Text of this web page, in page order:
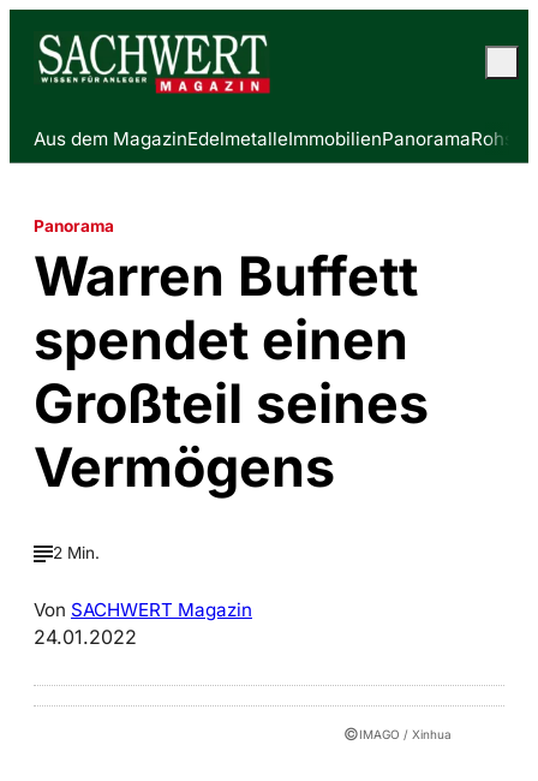
Aus dem MagazinEdelmetalleImmobilienPanorama
Panorama
Warren Buffett
spendet einen
Großteil seines
Vermögens
2 Min.
Von SACHWERT Magazin
24.01.2022
©IMAGO / Xinhua